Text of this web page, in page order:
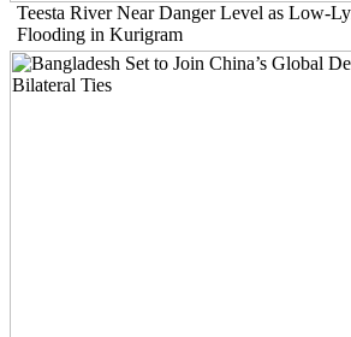
Teesta River Near Danger Level as Low-
Flooding in Kurigram